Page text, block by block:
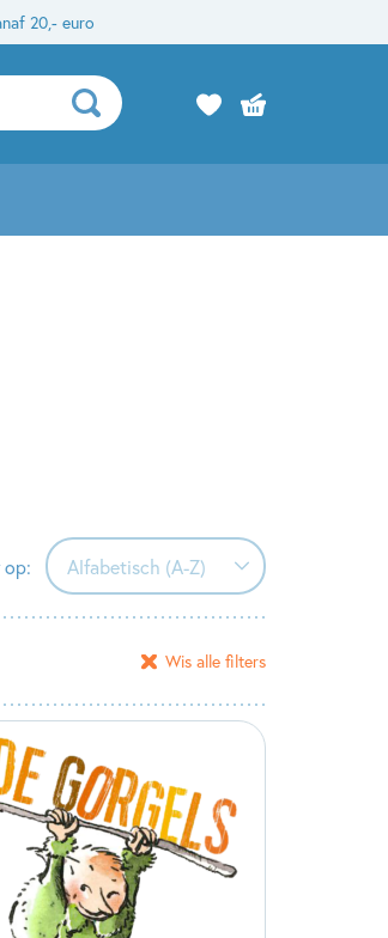
20,- euro
op: Alfabetisch (A-Z)
Alfabetisch (A-Z)
Alfabetisch (Z-A)
Verschijningsdatum
Wis alle filters